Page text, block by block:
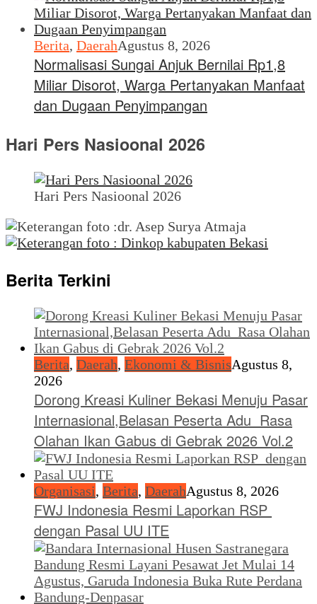
Berita, DaerahAgustus 8, 2026
Normalisasi Sungai Anjuk Bernilai Rp1,8
Miliar Disorot, Warga Pertanyakan Manfaat
dan Dugaan Penyimpangan
Hari Pers Nasioonal 2026
Hari Pers Nasioonal 2026
Berita Terkini
Berita, Daerah, Ekonomi & BisnisAgustus 8,
2026
Dorong Kreasi Kuliner Bekasi Menuju Pasar
Internasional,Belasan Peserta Adu Rasa
Olahan Ikan Gabus di Gebrak 2026 Vol.2
Organisasi, Berita, DaerahAgustus 8, 2026
FWJ Indonesia Resmi Laporkan RSP
dengan Pasal UU ITE